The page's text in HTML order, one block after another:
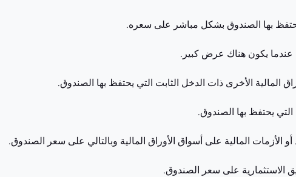
يحتفظ بها الصندوق بشكل مباشر على سعره.
يكون هناك عرض كبير.
المالية الأخرى ذات الدخل الثابت التي يحتفظ بها الصندوق.
يحتفظ بها الصندوق.
أو الأزمات المالية على أسواق الأوراق المالية وبالتالي على سعر الصندوق.
الاستثمارية على سعر الصندوق.